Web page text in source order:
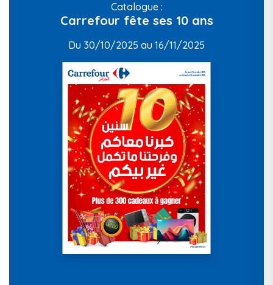
Catalogue :
Carrefour fête ses 10 ans
Du 30/10/2025 au 16/11/2025